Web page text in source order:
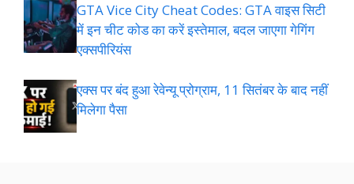
GTA Vice City Cheat Codes: GTA वाइस सिटी
में इन चीट कोड का करें इस्तेमाल, बदल जाएगा गेगिंग
एक्सपीरियंस
एक्स पर बंद हुआ रेवेन्यू प्रोग्राम, 11 सितंबर के बाद नहीं
मिलेगा पैसा